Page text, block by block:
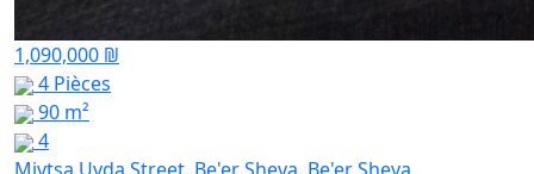
1,090,000 ₪
4 Pièces
90 m²
4